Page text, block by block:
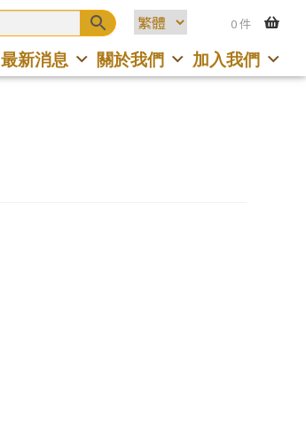
0 件
最新消息 關於我們 加入我們